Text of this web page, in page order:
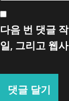
다음 번 댓글
일, 그리고 웹